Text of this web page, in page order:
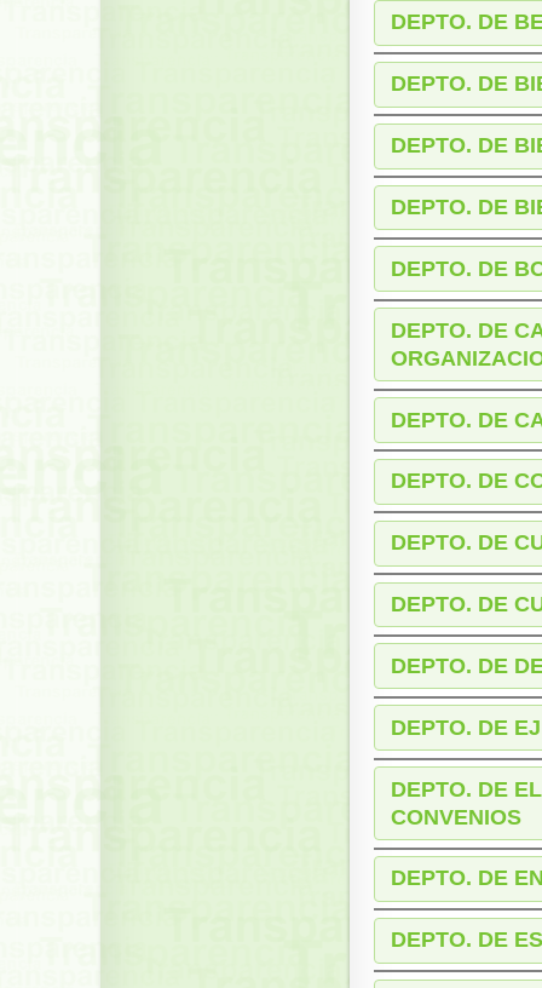
DEPTO. DE
DEPTO. DE
DEPTO. DE
DEPTO. DE
DEPTO. DE
DEPTO. DE
DEPTO. DE
DEPTO. DE
DEPTO. DE
DEPTO. DE
DEPTO. DE
DEPTO. DE
DEPTO. DE
CONVENIOS
DEPTO. DE
DEPTO. DE